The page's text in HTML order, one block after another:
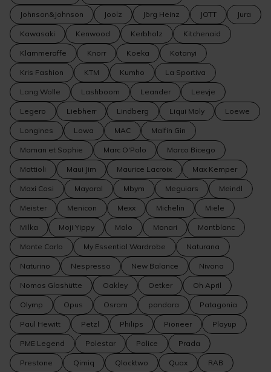
Johnson&Johnson Joolz Jörg Heinz JOTT Jura
Kawasaki Kenwood Kerbholz Kitchenaid
Klammeraffe Knorr Koeka Kotanyi
Kris Fashion KTM Kumho La Sportiva
Lang Wolle Lashboom Leander Leevje
Legero Liebherr Lindberg Liqui Moly Loewe
Longines Lowa MAC Malfin Gin
Maman et Sophie Marc O'Polo Marco Bicego
Mattioli Maui Jim Maurice Lacroix Max Kemper
Maxi Cosi Mayoral Mbym Meguiars Meindl
Meister Menicon Mexx Michelin Miele
Milka Moji Yippy Molo Monari Montblanc
Monte Carlo My Essential Wardrobe Naturana
Naturino Nespresso New Balance Nivona
Nomos Glashütte Oakley Oetker Oh April
Olymp Opus Osram pandora Patagonia
Paul Hewitt Petzl Philips Pioneer Playup
PME Legend Polestar Police Prada
Prestone Qimiq Qlocktwo Quax RAB